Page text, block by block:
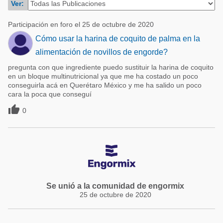
Acuacultura
Micotoxinas
Avicultura
Porcicultura
Lechería
Balanceados - Piensos
Comunidades en portugués
Micotoxinas
Avicultura
Porcicultura
Ganadería
Lechería
Ver:
Participación en foro el 25 de octubre de 2020
Cómo usar la harina de coquito de palma en la
alimentación de novillos de engorde?
pregunta con que ingrediente puedo sustituir la harina de coquito
en un bloque multinutricional ya que me ha costado un poco
conseguirla acá en Querétaro México y me ha salido un poco
cara la poca que conseguí
 0
Se unió a la comunidad de engormix
25 de octubre de 2020